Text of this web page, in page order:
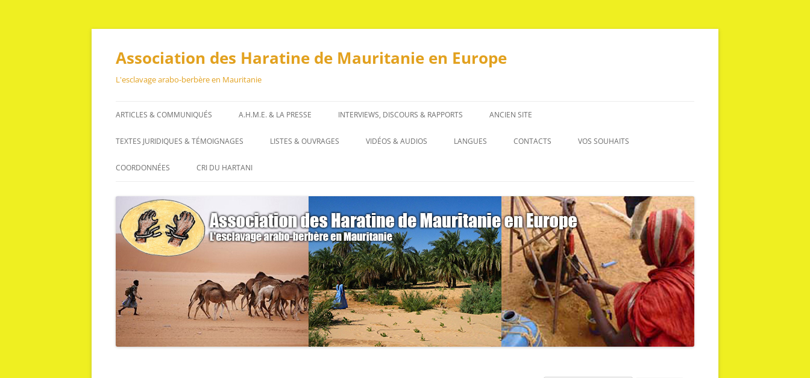
Aller
contenu
Association des Haratine de Mauritanie en Europe
L'esclavage arabo-berbère en Mauritanie
ARTICLES & COMMUNIQUÉS
ARTICLES
COMMUNIQUÉS
A.H.M.E. & LA PRESSE INTERVIEWS, DISCOURS & RAPPORTS
INTERVIEWS
ANCIEN SITE
TEXTES JURIDIQUES & TÉMOIGNAGES
TEXTES JURIDIQUES
LISTES & OUVRAGES VIDÉOS & AUDIOS LANGUES CONTACTS VOS SOUHAITS
COORDONNÉES CRI DU HARTANI